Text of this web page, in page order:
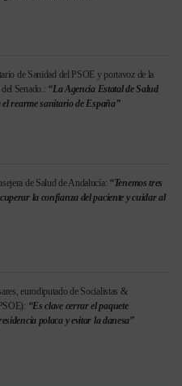
de Sanidad del PSOE y portavoz de la
Senado.: “La Agencia Estatal de Salud
el rearme sanitario de España”
de Salud de Andalucía: “Tenemos tres
la confianza del paciente y cuidar al
eurodiputado de Socialistas &
“Es clave cerrar el paquete
polaca y evitar la danesa”